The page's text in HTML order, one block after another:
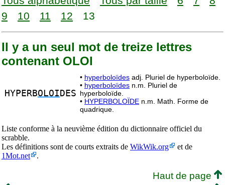
9
10 11 12 13
Il y a un seul mot de treize lettres
contenant OLOI
HYPERBOLOI DES
• hyperboloïdes adj. Pluriel de hyperboloïde.
• hyperboloïdes n.m. Pluriel de
hyperboloïde.
• HYPERBOLOÏDE n.m. Math. Forme de
quadrique.
Liste conforme à la neuvième édition du dictionnaire officiel du
scrabble.
Les définitions sont de courts extraits de WikWik.org
et de
1Mot.net
.
Haut de page